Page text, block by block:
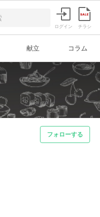
ログイン チラシ
献立 コラム
フォローする